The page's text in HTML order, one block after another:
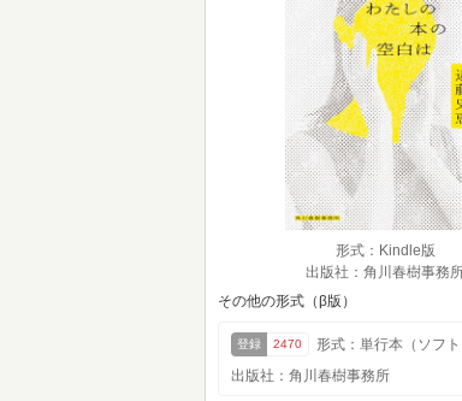
形式：Kindle版
出版社：角川春樹事務
その他の形式（β版）
登録 2470
形式：単行本（ソフト
出版社：角川春樹事務所